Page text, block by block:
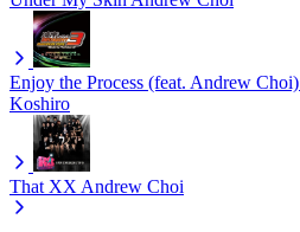
Enjoy the Process (feat. Andrew Choi)
Koshiro
That XX Andrew Choi